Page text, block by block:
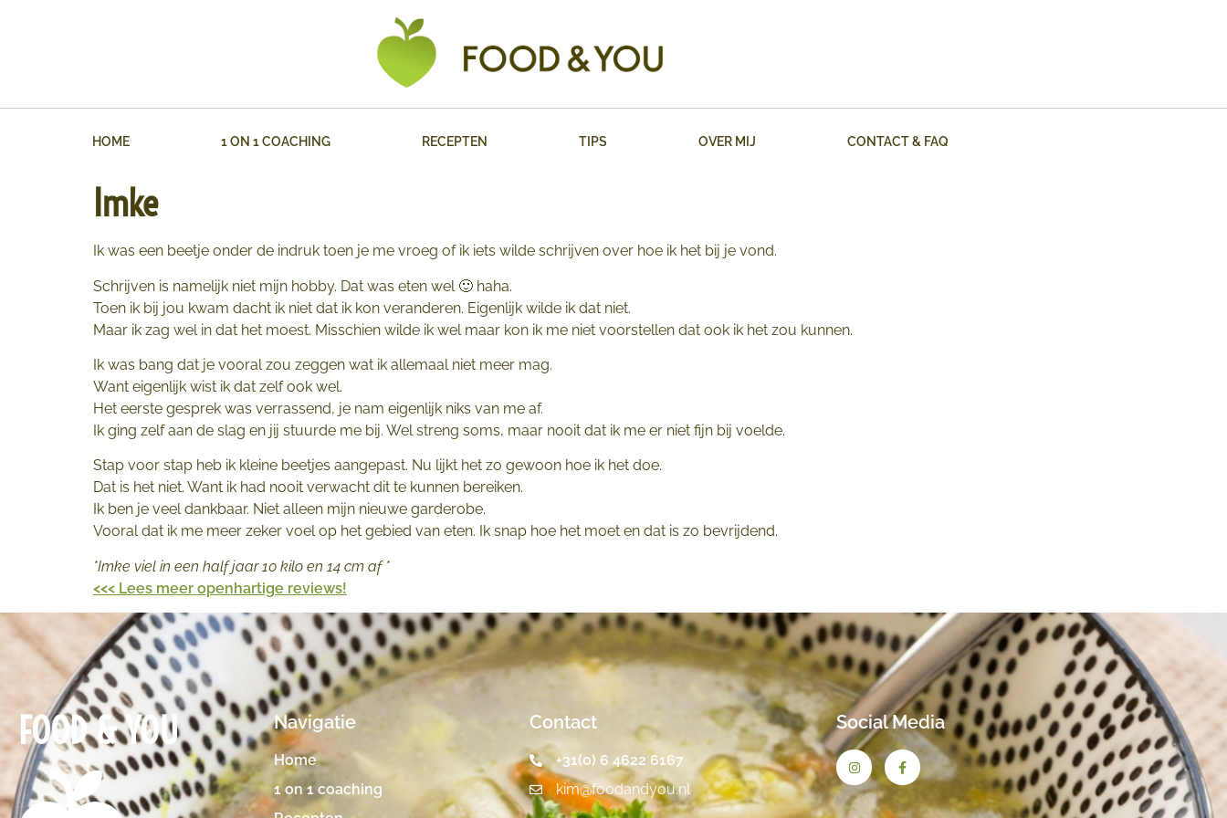
HOME 1 ON 1 COACHING RECEPTEN TIPS OVER MIJ CONTACT & FAQ
Imke
Ik was een beetje onder de indruk toen je me vroeg of ik iets wilde schrijven over hoe ik het bij je vond.
Schrijven is namelijk niet mijn hobby. Dat was eten wel 🙂 haha.
Toen ik bij jou kwam dacht ik niet dat ik kon veranderen. Eigenlijk wilde ik dat niet.
Maar ik zag wel in dat het moest. Misschien wilde ik wel maar kon ik me niet voorstellen dat ook ik het zou kunnen.
Ik was bang dat je vooral zou zeggen wat ik allemaal niet meer mag.
Want eigenlijk wist ik dat zelf ook wel.
Het eerste gesprek was verrassend, je nam eigenlijk niks van me af.
Ik ging zelf aan de slag en jij stuurde me bij. Wel streng soms, maar nooit dat ik me er niet fijn bij voelde.
Stap voor stap heb ik kleine beetjes aangepast. Nu lijkt het zo gewoon hoe ik het doe.
Dat is het niet. Want ik had nooit verwacht dit te kunnen bereiken.
Ik ben je veel dankbaar. Niet alleen mijn nieuwe garderobe.
Vooral dat ik me meer zeker voel op het gebied van eten. Ik snap hoe het moet en dat is zo bevrijdend.
*Imke viel in een half jaar 10 kilo en 14 cm af *
<<< Lees meer openhartige reviews!
FOOD & YOU Navigatie
Home
1 on 1 coaching
Contact
+31(0) 6 4622 6167
kim@foodandyou.nl
Social Media